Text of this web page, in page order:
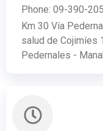
Phone: 09-390-
Km 30 Vía
salud de Cojimíes
Pedernales -